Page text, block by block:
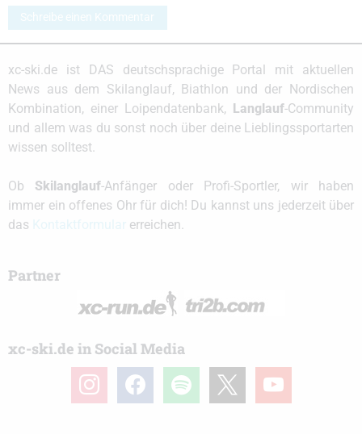
Schreibe einen Kommentar
xc-ski.de ist DAS deutschsprachige Portal mit aktuellen
News aus dem Skilanglauf, Biathlon und der Nordischen
Kombination, einer Loipendatenbank,
Langlauf-Community
und allem was du sonst noch über deine Lieblingssportarten
wissen solltest.
Ob Skilanglauf-Anfänger oder Profi-Sportler, wir haben
immer ein offenes Ohr für dich! Du kannst uns jederzeit über
das
erreichen.
Partner
xc-ski.de in Social Media
instagramfacebook spotify youtube